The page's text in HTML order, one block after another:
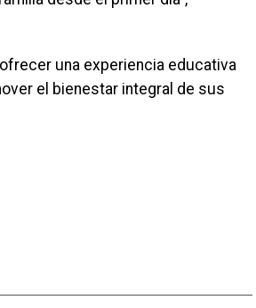
una experiencia educativa
el bienestar integral de sus